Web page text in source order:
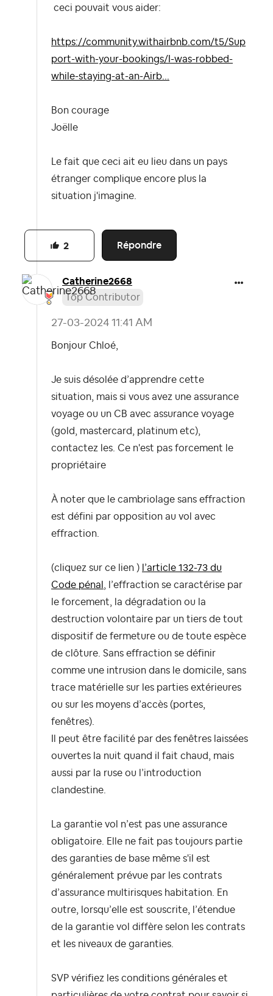
ceci pouvait vous aider:
https://community.withairbnb.com/t5/Sup
port-with-your-bookings/I-was-robbed-
while-staying-at-an-Airb...
Bon courage
Joëlle
Le fait que ceci ait eu lieu dans un pays
étranger complique encore plus la
situation j'imagine.
Répondre
2
Catherine2668
Top Contributor
‎27-03-2024 11:41 AM
Bonjour Chloé,
Je suis désolée d’apprendre cette
situation, mais si vous avez une assurance
voyage ou un CB avec assurance voyage
(gold, mastercard, platinum etc),
contactez les. Ce n'est pas forcement le
propriétaire
À noter que le cambriolage sans effraction
est défini par opposition au vol avec
effraction.
(cliquez sur ce lien ) l’article 132-73 du
Code pénal
, l’effraction se caractérise par
le forcement, la dégradation ou la
destruction volontaire par un tiers de tout
dispositif de fermeture ou de toute espèce
de clôture. Sans effraction se définir
comme une intrusion dans le domicile, sans
trace matérielle sur les parties extérieures
ou sur les moyens d’accès (portes,
fenêtres).
Il peut être facilité par des fenêtres laissées
ouvertes la nuit quand il fait chaud, mais
aussi par la ruse ou l’introduction
clandestine.
La garantie vol n’est pas une assurance
obligatoire. Elle ne fait pas toujours partie
des garanties de base même s'il est
généralement prévue par les contrats
d’assurance multirisques habitation. En
outre, lorsqu’elle est souscrite, l’étendue
de la garantie vol diffère selon les contrats
et les niveaux de garanties.
SVP vérifiez les conditions générales et